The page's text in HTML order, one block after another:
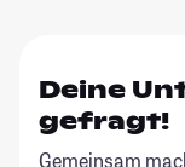
Deine
gefragt!
Gemeinsam